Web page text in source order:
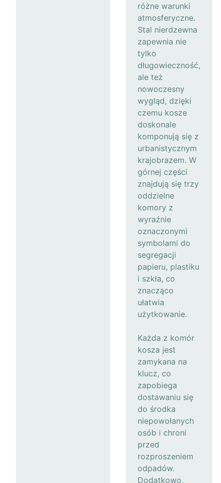
różne warunki
atmosferyczne.
Stal nierdzewna
zapewnia nie
tylko
długowieczność,
ale też
nowoczesny
wygląd, dzięki
czemu kosze
doskonale
komponują się z
urbanistycznym
krajobrazem. W
górnej części
znajdują się trzy
oddzielne
komory z
wyraźnie
oznaczonymi
symbolami do
segregacji
papieru, plastiku
i szkła, co
znacząco
ułatwia
użytkowanie.
Każda z komór
kosza jest
zamykana na
klucz, co
zapobiega
dostawaniu się
do środka
niepowołanych
osób i chroni
przed
rozproszeniem
odpadów.
Dodatkowo,